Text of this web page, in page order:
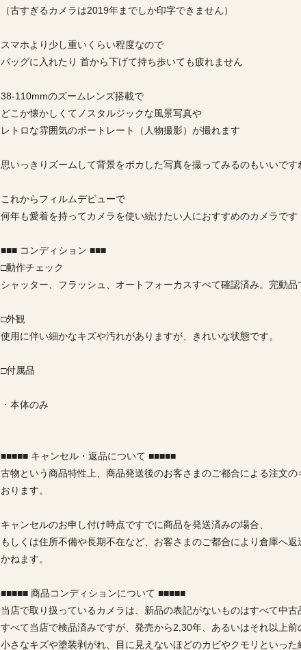
（古すぎるカメラは2019年までしか印字できません）
スマホより少し重いくらい程度なので
バッグに入れたり 首から下げて持ち歩いても疲れません
38-110mmのズームレンズ搭載で
どこか懐かしくてノスタルジックな風景写真や
レトロな雰囲気のポートレート（人物撮影）が撮れます
思いっきりズームして背景をボカした写真を撮ってみるのもいいです
これからフィルムデビューで
何年も愛着を持ってカメラを使い続けたい人におすすめのカメラです
■■■ コンディション ■■■
□動作チェック
シャッター、フラッシュ、オートフォーカスすべて確認済み。完動品
□外観
使用に伴い細かなキズや汚れがありますが、きれいな状態です。
□付属品
・本体のみ
■■■■■ キャンセル・返品について ■■■■■
古物という商品特性上、商品発送後のお客さまのご都合による注文
おります。
キャンセルのお申し付け時点ですでに商品を発送済みの場合、
もしくは住所不備や長期不在など、お客さまのご都合により倉庫へ
かねます。
■■■■■ 商品コンディションについて ■■■■■
当店で取り扱っているカメラは、新品の表記がないものはすべて中古
すべて当店で検品済みですが、発売から2,30年、あるいはそれ以上
小さなキズや塗装剥がれ、目に見えないほどのカビやクモリといっ